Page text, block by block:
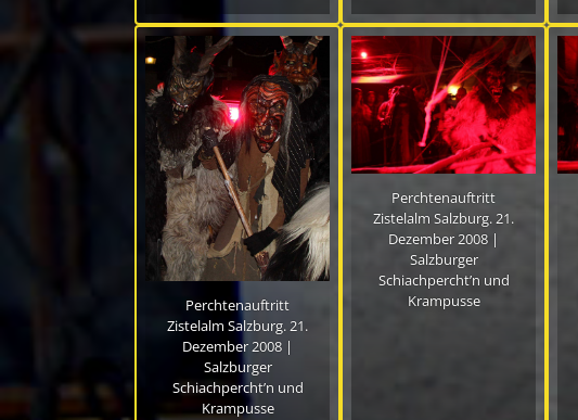
Perchtenauftritt
Zistelalm Salzburg. 21.
Dezember 2008 |
Salzburger
Schiachpercht’n und
Krampusse
Perchtenauftritt
Zistelalm Salzburg. 21.
Dezember 2008 |
Salzburger
Schiachpercht’n und
Krampusse